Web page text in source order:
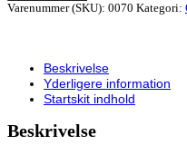
Varenummer (SKU): 0070 Kategori:
Beskrivelse
Yderligere information
Startskit indhold
Beskrivelse